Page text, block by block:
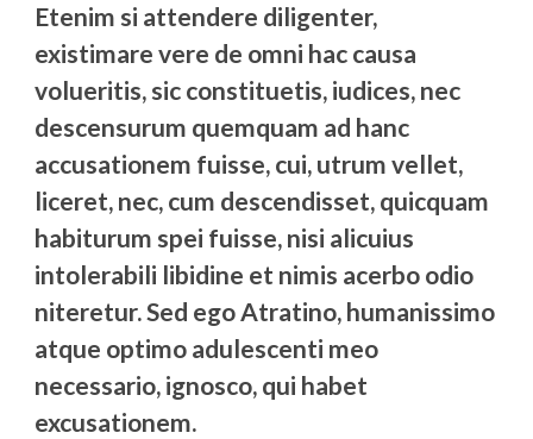
Etenim si attendere diligenter,
existimare vere de omni hac causa
volueritis, sic constituetis, iudices, nec
descensurum quemquam ad hanc
accusationem fuisse, cui, utrum vellet,
liceret, nec, cum descendisset, quicquam
habiturum spei fuisse, nisi alicuius
intolerabili libidine et nimis acerbo odio
niteretur. Sed ego Atratino, humanissimo
atque optimo adulescenti meo
necessario, ignosco, qui habet
excusationem.